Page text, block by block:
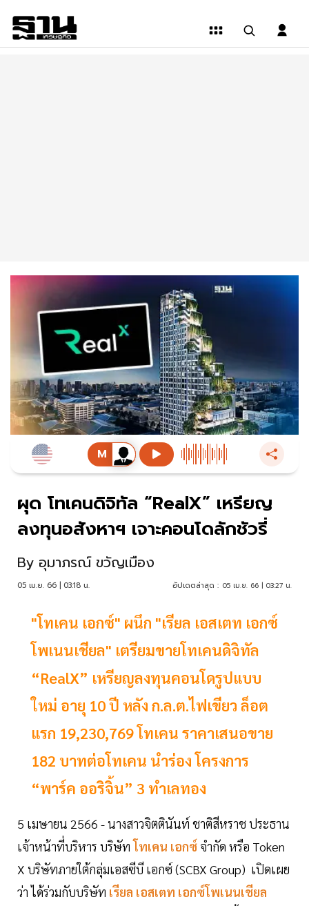
ผุด โทเคนดิจิทัล “RealX” เหรียญ
ลงทุนอสังหาฯ เจาะคอนโดลักชัวรี่
By อุมาภรณ์ ขวัญเมือง
05 เม.ย. 66 | 03:18 น. อัปเดตล่าสุด : 05 เม.ย. 66 | 03:27 น.
"โทเคน เอกซ์" ผนึก "เรียล เอสเตท เอกซ์
โพเนนเชียล" เตรียมขายโทเคนดิจิทัล
“RealX” เหรียญลงทุนคอนโดรูปแบบ
ใหม่ อายุ 10 ปี หลัง ก.ล.ต.ไฟเขียว ล็อต
แรก 19,230,769 โทเคน ราคาเสนอขาย
182 บาทต่อโทเคน นำร่อง โครงการ
“พาร์ค ออริจิ้น” 3 ทำเลทอง
5 เมษายน 2566 - นางสาวจิตตินันท์ ชาติสีหราช ประธาน
เจ้าหน้าที่บริหาร บริษัทโทเคน เอกซ์ จำกัด หรือ Token
X บริษัทภายใต้กลุ่มเอสซีบี เอกซ์ (SCBX Group) เปิดเผย
ว่า ได้ร่วมกับบริษัท เรียล เอสเตท เอกซ์โพเนนเชียล